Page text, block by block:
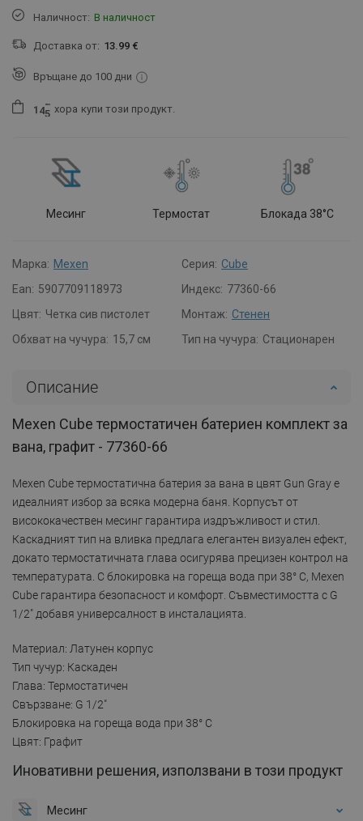
Наличност: В наличност
Доставка от: 13.99 €
Връщане до 100 дни
1 45 хора купи този продукт.
Месинг Термостат Блокада 38°C
Марка: Mexen Серия: Cube
Ean: 5907709118973 Индекс: 77360-66
Цвят: Четка сив пистолет Монтаж: Стенен
Обхват на чучура: 15,7 см Тип на чучура: Стационарен
Описание
Mexen Cube термостатичен батериен комплект за
вана, графит - 77360-66
Mexen Cube термостатична батерия за вана в цвят Gun Gray е
идеалният избор за всяка модерна баня. Корпусът от
висококачествен месинг гарантира издръжливост и стил.
Каскадният тип на вливка предлага елегантен визуален ефект,
докато термостатичната глава осигурява прецизен контрол на
температурата. С блокировка на гореща вода при 38° C, Mexen
Cube гарантира безопасност и комфорт. Съвместимостта с G
1/2" добавя универсалност в инсталацията.
Материал: Латунен корпус
Тип чучур: Каскаден
Глава: Термостатичен
Свързване: G 1/2"
Блокировка на гореща вода при 38° C
Цвят: Графит
Иновативни решения, използвани в този продукт
Месинг